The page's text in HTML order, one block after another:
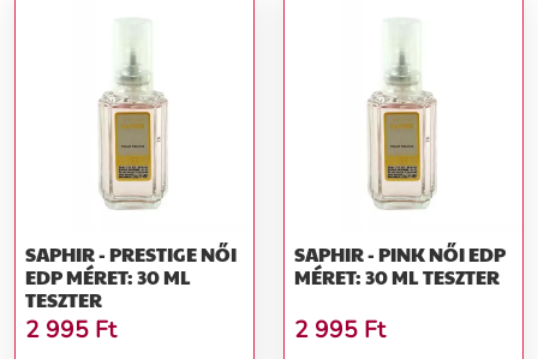
SAPHIR - PRESTIGE NŐI
EDP MÉRET: 30 ML
TESZTER
2 995 Ft
SAPHIR - PINK NŐI EDP
MÉRET: 30 ML TESZTER
2 995 Ft